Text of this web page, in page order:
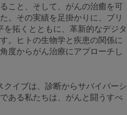
こと、そして、がんの治癒を可
。その実績を足掛かりに、ブリ
拓くとともに、革新的なデジタ
。ヒトの生物学と疾患の関係に
度からがん治療にアプローチし
イブは、診断からサバイバーシ
ある私たちは、がんと闘うすべ